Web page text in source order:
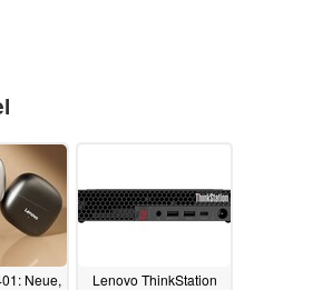
Neue, Lenovo ThinkStation